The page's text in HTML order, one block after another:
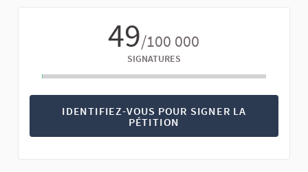
49/100 000
SIGNATURES
IDENTIFIEZ-VOUS POUR SIGNER LA
PÉTITION